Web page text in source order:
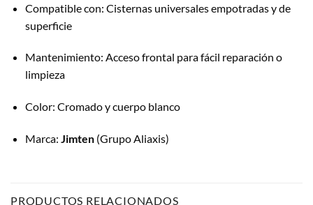
Compatible con: Cisternas universales empotradas y de
superficie
Mantenimiento: Acceso frontal para fácil reparación o
limpieza
Color: Cromado y cuerpo blanco
Marca: Jimten(Grupo Aliaxis)
PRODUCTOS RELACIONADOS